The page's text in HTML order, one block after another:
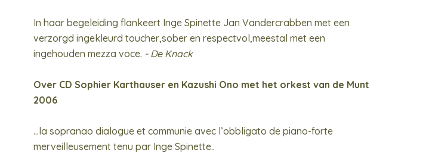
In haar begeleiding flankeert Inge Spinette Jan Vandercrabben met een
verzorgd ingekleurd toucher,sober en respectvol,meestal met een
ingehouden mezza voce. - De Knack
Over CD Sophier Karthauser en Kazushi Ono met het orkest van de Munt
2006
…la sopranao dialogue et communie avec l’obbligato de piano-forte
merveilleusement tenu par Inge Spinette..